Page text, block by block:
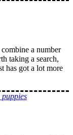
a number
taking a search,
has got a lot more